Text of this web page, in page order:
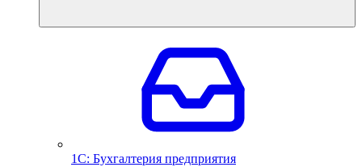
1С: Бухгалтерия предприятия